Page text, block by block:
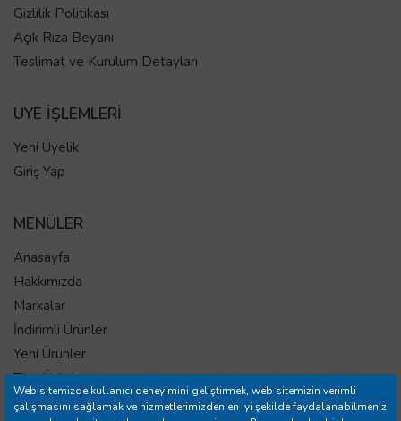
Gizlilik Politikası
Açık Rıza Beyanı
Teslimat ve Kurulum Detayları
ÜYE İŞLEMLERİ
Yeni Üyelik
Giriş Yap
MENÜLER
Anasayfa
Hakkımızda
Markalar
İndirimli Ürünler
Yeni Ürünler
Tüm Ürünler
İletişim
Web sitemizde kullanıcı deneyimini geliştirmek, web sitemizin verimli
çalışmasını sağlamak ve hizmetlerimizden en iyi şekilde faydalanabilmeniz